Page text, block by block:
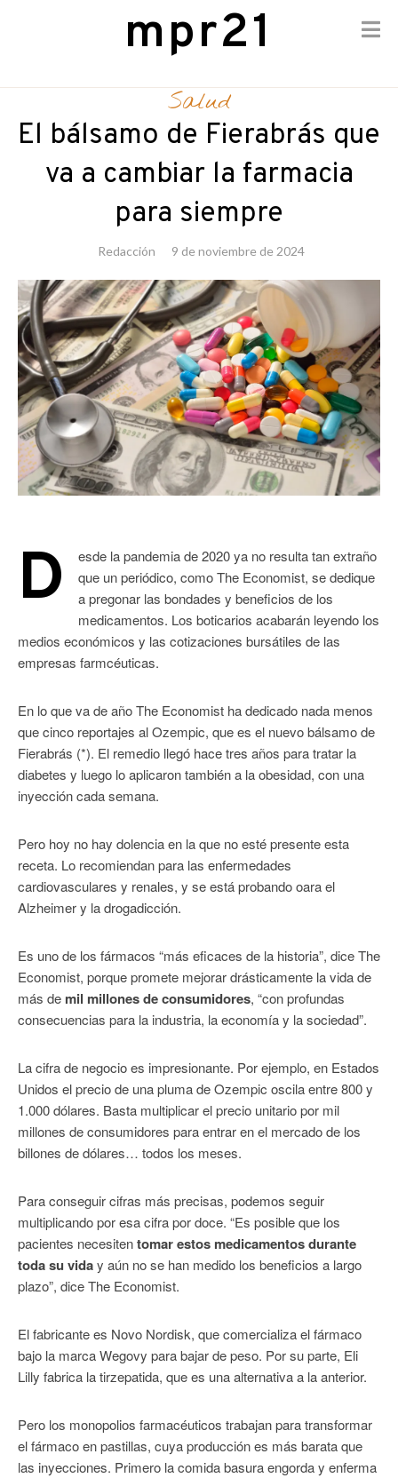
content
mpr21
Salud
El bálsamo de Fierabrás que
va a cambiar la farmacia
para siempre
Redacción 9 de noviembre de 2024
D
esde la pandemia de 2020 ya no resulta tan extraño
que un periódico, como The Economist, se dedique
a pregonar las bondades y beneficios de los
medicamentos. Los boticarios acabarán leyendo los
medios económicos y las cotizaciones bursátiles de las
empresas farmcéuticas.
En lo que va de año The Economist ha dedicado nada menos
que cinco reportajes al Ozempic, que es el nuevo bálsamo de
Fierabrás (*). El remedio llegó hace tres años para tratar la
diabetes y luego lo aplicaron también a la obesidad, con una
inyección cada semana.
Pero hoy no hay dolencia en la que no esté presente esta
receta. Lo recomiendan para las enfermedades
cardiovasculares y renales, y se está probando oara el
Alzheimer y la drogadicción.
Es uno de los fármacos “más eficaces de la historia”, dice The
Economist, porque promete mejorar drásticamente la vida de
más de mil millones de consumidores, “con profundas
consecuencias para la industria, la economía y la sociedad”.
La cifra de negocio es impresionante. Por ejemplo, en Estados
Unidos el precio de una pluma de Ozempic oscila entre 800 y
1.000 dólares. Basta multiplicar el precio unitario por mil
millones de consumidores para entrar en el mercado de los
billones de dólares… todos los meses.
Para conseguir cifras más precisas, podemos seguir
multiplicando por esa cifra por doce. “Es posible que los
pacientes necesitentomar estos medicamentos durante
toda su viday aún no se han medido los beneficios a largo
plazo”, dice The Economist.
El fabricante es Novo Nordisk, que comercializa el fármaco
bajo la marca Wegovy para bajar de peso. Por su parte, Eli
Lilly fabrica la tirzepatida, que es una alternativa a la anterior.
Pero los monopolios farmacéuticos trabajan para transformar
el fármaco en pastillas, cuya producción es más barata que
las inyecciones. Primero la comida basura engorda y enferma